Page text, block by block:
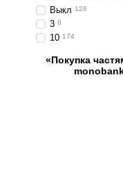
Выкл 126
3 8
10 174
«Покупка